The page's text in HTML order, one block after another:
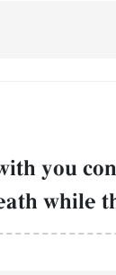
you
while